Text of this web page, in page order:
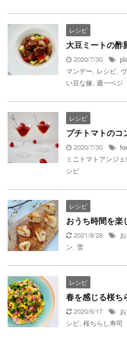
レシピ
大豆ミートの酢
2020/7/30
マンデー, レシピ,
い豆な嫁, 週一ベジ
レシピ
プチトマトのコ
2020/7/30
ミニトマトアンジェ
シピ
レシピ
おうち時間を楽
2021/8/28
ン, 雪
レシピ
春を感じる桜ち
2020/6/17
シピ, 桜ちらし寿司